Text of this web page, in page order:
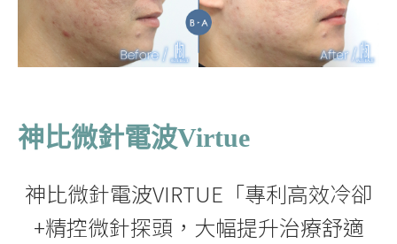
神比微針電波Virtue
神比微針電波VIRTUE「專利高效冷卻
+精控微針探頭，大幅提升治療舒適